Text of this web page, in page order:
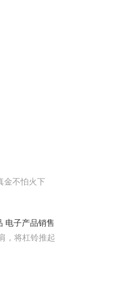
金不怕火下
电子产品销售
，将杠铃推起